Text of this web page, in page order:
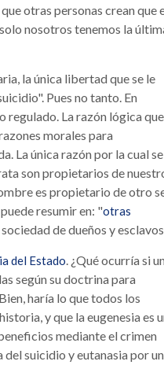
otras personas crean que
nosotros tenemos la
la única libertad que se le
Pues no tanto. En
regulado. La razón lógica que
morales para
La única razón por la cual se
son propietarios de
es propietario de otro
resumir en: "otras
de dueños y
del Estado. ¿Qué ocurría si
según su doctrina para
haría lo que todos los
y que la eugenesia es
mediante el crimen
suicidio y eutanasia por un